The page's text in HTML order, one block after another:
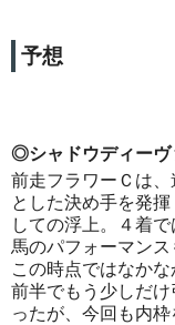
予想
◎シャドウディーヴ
前走フラワーＣは
とした決め手を発揮
しての浮上。４着
馬のパフォーマンス
この時点ではなかな
前半でもう少しだ
ったが、今回も内枠